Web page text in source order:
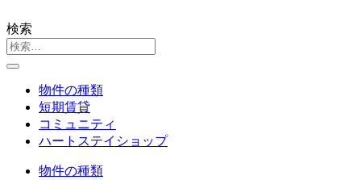
検索
物件の種類
短期賃貸
コミュニティ
ハートステイショップ
物件の種類